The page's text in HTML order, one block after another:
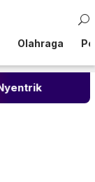
Olahraga
Harga Emas 1